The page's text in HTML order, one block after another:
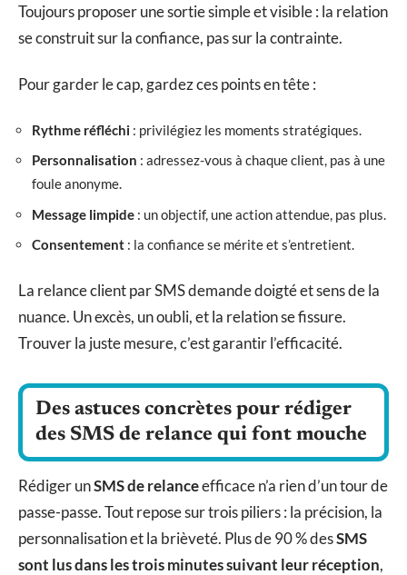
Toujours proposer une sortie simple et visible : la relation
se construit sur la confiance, pas sur la contrainte.
Pour garder le cap, gardez ces points en tête :
Rythme réfléchi : privilégiez les moments stratégiques.
Personnalisation : adressez-vous à chaque client, pas à une
foule anonyme.
Message limpide : un objectif, une action attendue, pas plus.
Consentement : la confiance se mérite et s’entretient.
La relance client par SMS demande doigté et sens de la
nuance. Un excès, un oubli, et la relation se fissure.
Trouver la juste mesure, c’est garantir l’efficacité.
Des astuces concrètes pour rédiger
des SMS de relance qui font mouche
Rédiger unSMS de relanceefficace n’a rien d’un tour de
passe-passe. Tout repose sur trois piliers : la précision, la
personnalisation et la brièveté. Plus de 90 % desSMS
sont lus dans les trois minutes suivant leur réception,